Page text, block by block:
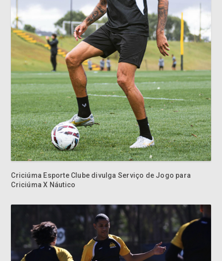
Criciúma Esporte Clube divulga Serviço de Jogo para
Criciúma X Náutico